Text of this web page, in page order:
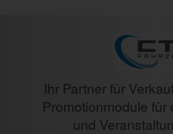
Ihr Partner für
Promotionmodule für
und